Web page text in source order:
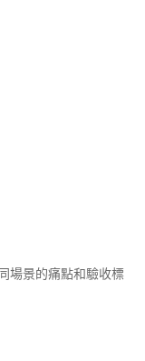
場景的痛點和驗收標